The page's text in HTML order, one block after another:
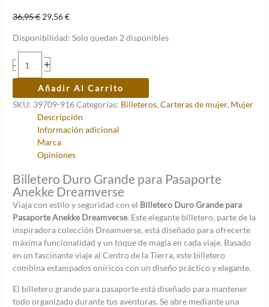
36,95€ El
original
era:
36,95 €.
29,56€El
actual
Disponibilidad: Solo quedan 2 disponibles
-
Billetero
duro
grande
pasaporte
Anekke
Dreamverse
cantidad
+
Añadir Al Carrito
SKU: 39709-916Categorías: Billeteros,Carteras de mujer, Mujer
Descripción
Información adicional
Marca
Opiniones
Billetero Duro Grande para Pasaporte
Anekke Dreamverse
Viaja con estilo y seguridad con el Billetero Duro Grande para
Pasaporte Anekke Dreamverse. Este elegante billetero, parte de la
inspiradora colección Dreamverse, está diseñado para ofrecerte
máxima funcionalidad y un toque de magia en cada viaje. Basado
en un fascinante viaje al Centro de la Tierra, este billetero
combina estampados oníricos con un diseño práctico y elegante.
El billetero grande para pasaporte está diseñado para mantener
todo organizado durante tus aventuras. Se abre mediante una